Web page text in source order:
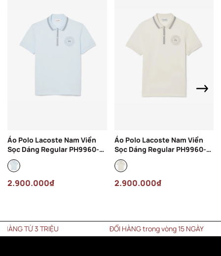
Áo Polo Lacoste Nam Viền
Sọc Dáng Regular PH9960-
00-T01 Màu Xanh Nhạt
2.900.000₫
Áo Polo Lacoste Nam Viền
Sọc Dáng Regular PH9960-
00-ARS Màu Kem
2.900.000₫
TỪ 3 TRIỆU ĐỔI HÀNG trong vòng 15 NGÀY